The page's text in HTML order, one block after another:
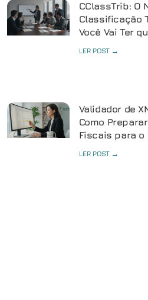
CClassTrib: O
Classificação
Você Vai Ter
LER POST →
Validador de
Como
Fiscais para o
LER POST →